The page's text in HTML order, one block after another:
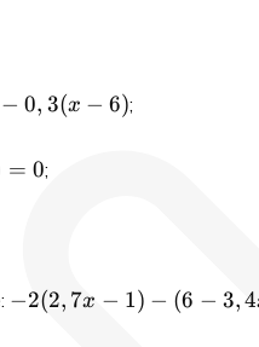
− 0, 3(x − 6);
= 0;
-2(2,7 x-
−2(2, 7x − 1) − (6 − 3,4